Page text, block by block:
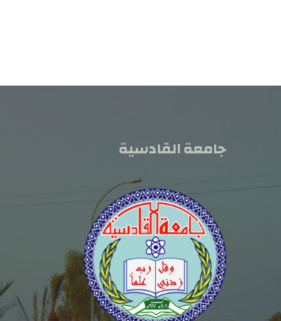
جامعة القادسية